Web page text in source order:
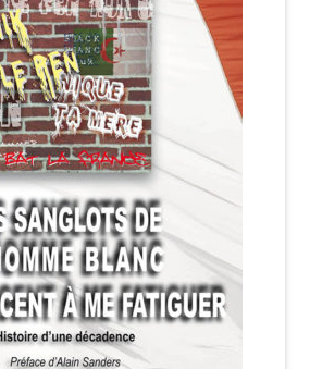
et cookies